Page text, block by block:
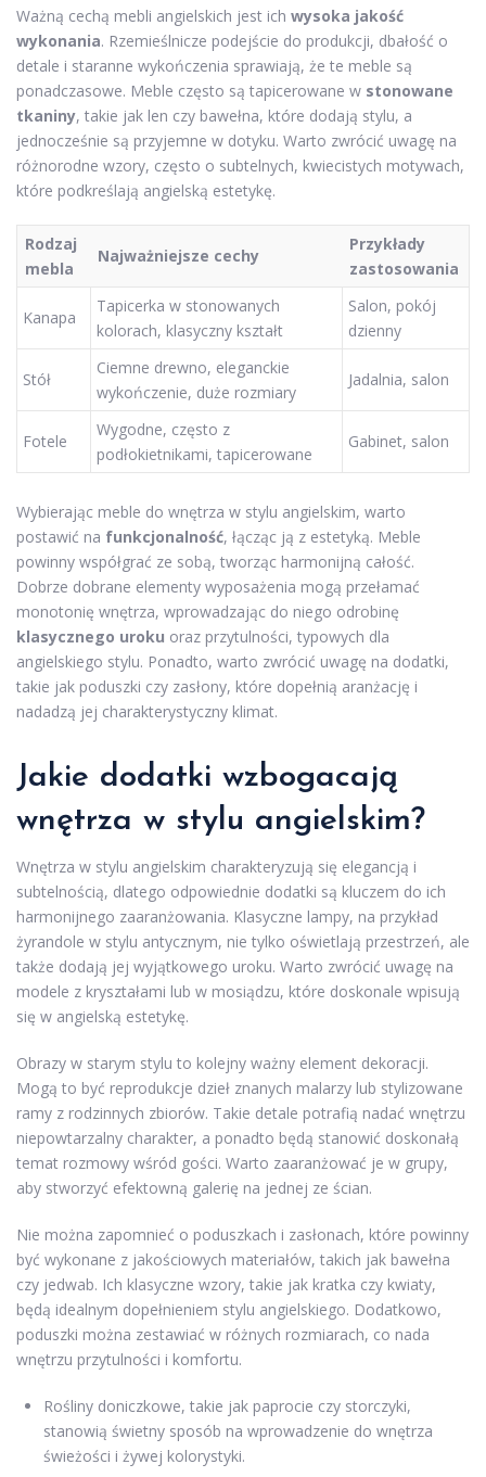
Ważną cechą mebli angielskich jest ich wysoka jakość
wykonania. Rzemieślnicze podejście do produkcji, dbałość o
detale i staranne wykończenia sprawiają, że te meble są
ponadczasowe. Meble często są tapicerowane w stonowane
tkaniny, takie jak len czy bawełna, które dodają stylu, a
jednocześnie są przyjemne w dotyku. Warto zwrócić uwagę na
różnorodne wzory, często o subtelnych, kwiecistych motywach,
które podkreślają angielską estetykę.
Rodzaj
mebla
Najważniejsze cechy
Przykłady
zastosowania
Kanapa
Tapicerka w stonowanych
kolorach, klasyczny kształt
Salon, pokój
dzienny
Stół
Ciemne drewno, eleganckie
wykończenie, duże rozmiary
Jadalnia, salon
Fotele
Wygodne, często z
podłokietnikami, tapicerowane
Gabinet, salon
Wybierając meble do wnętrza w stylu angielskim, warto
postawić na funkcjonalność, łącząc ją z estetyką. Meble
powinny współgrać ze sobą, tworząc harmonijną całość.
Dobrze dobrane elementy wyposażenia mogą przełamać
monotonię wnętrza, wprowadzając do niego odrobinę
klasycznego uroku oraz przytulności, typowych dla
angielskiego stylu. Ponadto, warto zwrócić uwagę na dodatki,
takie jak poduszki czy zasłony, które dopełnią aranżację i
nadadzą jej charakterystyczny klimat.
Jakie dodatki wzbogacają
wnętrza w stylu angielskim?
Wnętrza w stylu angielskim charakteryzują się elegancją i
subtelnością, dlatego odpowiednie dodatki są kluczem do ich
harmonijnego zaaranżowania. Klasyczne lampy, na przykład
żyrandole w stylu antycznym, nie tylko oświetlają przestrzeń, ale
także dodają jej wyjątkowego uroku. Warto zwrócić uwagę na
modele z kryształami lub w mosiądzu, które doskonale wpisują
się w angielską estetykę.
Obrazy w starym stylu to kolejny ważny element dekoracji.
Mogą to być reprodukcje dzieł znanych malarzy lub stylizowane
ramy z rodzinnych zbiorów. Takie detale potrafią nadać wnętrzu
niepowtarzalny charakter, a ponadto będą stanowić doskonałą
temat rozmowy wśród gości. Warto zaaranżować je w grupy,
aby stworzyć efektowną galerię na jednej ze ścian.
Nie można zapomnieć o poduszkach i zasłonach, które powinny
być wykonane z jakościowych materiałów, takich jak bawełna
czy jedwab. Ich klasyczne wzory, takie jak kratka czy kwiaty,
będą idealnym dopełnieniem stylu angielskiego. Dodatkowo,
poduszki można zestawiać w różnych rozmiarach, co nada
wnętrzu przytulności i komfortu.
Rośliny doniczkowe, takie jak paprocie czy storczyki,
stanowią świetny sposób na wprowadzenie do wnętrza
świeżości i żywej kolorystyki.